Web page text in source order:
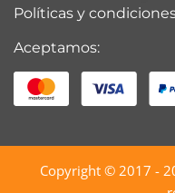
Políticas y
Aceptamos:
Copyright © 2017 -